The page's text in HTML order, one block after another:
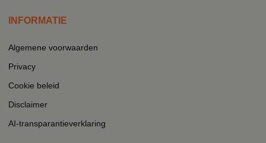
INFORMATIE
Algemene voorwaarden
Privacy
Cookie beleid
Disclaimer
AI-transparantieverklaring